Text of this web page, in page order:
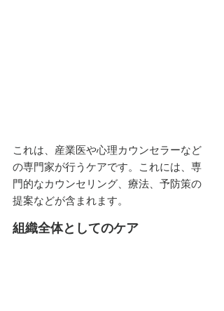
これは、産業医や心理カウンセラーなど
の専門家が行うケアです。これには、専
門的なカウンセリング、療法、予防策の
提案などが含まれます。
組織全体としてのケア